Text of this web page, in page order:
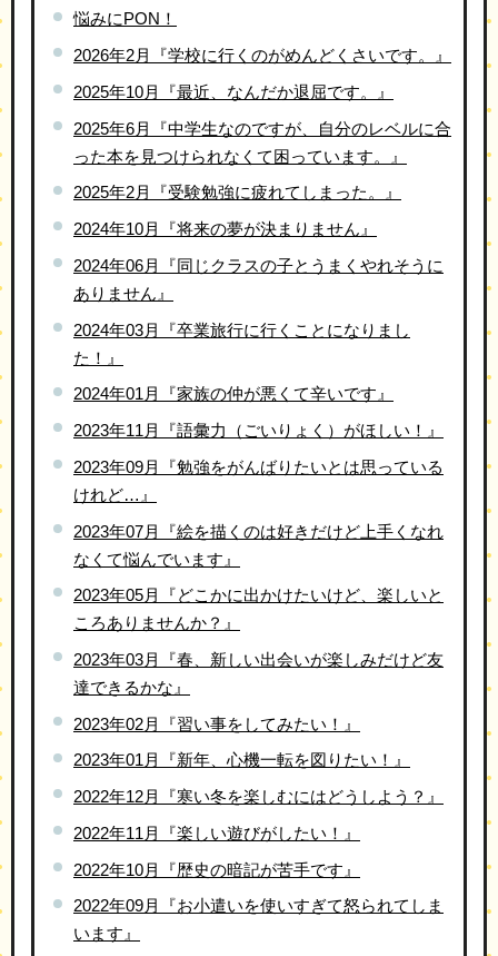
悩みにPON！
2026年2月『学校に行くのがめんどくさいです。』
2025年10月『最近、なんだか退屈です。』
2025年6月『中学生なのですが、自分のレベルに合
った本を見つけられなくて困っています。』
2025年2月『受験勉強に疲れてしまった。』
2024年10月『将来の夢が決まりません』
2024年06月『同じクラスの子とうまくやれそうに
ありません』
2024年03月『卒業旅行に行くことになりまし
た！』
2024年01月『家族の仲が悪くて辛いです』
2023年11月『語彙力（ごいりょく）がほしい！』
2023年09月『勉強をがんばりたいとは思っている
けれど…』
2023年07月『絵を描くのは好きだけど上手くなれ
なくて悩んでいます』
2023年05月『どこかに出かけたいけど、楽しいと
ころありませんか？』
2023年03月『春、新しい出会いが楽しみだけど友
達できるかな』
2023年02月『習い事をしてみたい！』
2023年01月『新年、心機一転を図りたい！』
2022年12月『寒い冬を楽しむにはどうしよう？』
2022年11月『楽しい遊びがしたい！』
2022年10月『歴史の暗記が苦手です』
2022年09月『お小遣いを使いすぎて怒られてしま
います』